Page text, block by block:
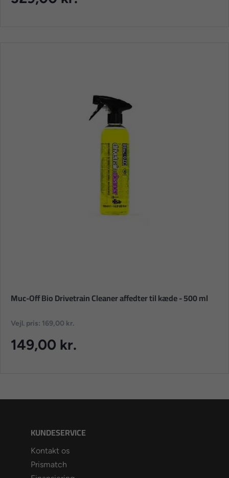
Muc-Off Bio Drivetrain Cleaner affedter til kæde - 500 ml
Vejl. pris: 169,00 kr.
149,00 kr.
KUNDESERVICE
Kontakt os
Prismatch